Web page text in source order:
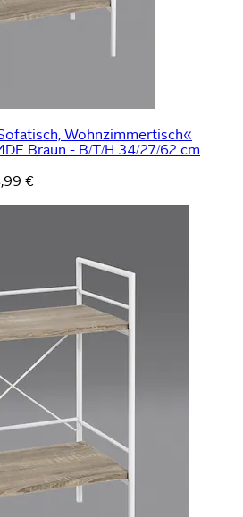
Wohnzimmertisch«
Braun - B/T/H 34/27/62 cm
€